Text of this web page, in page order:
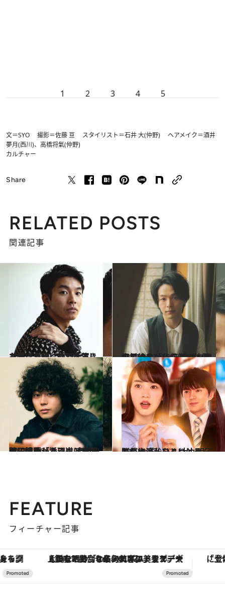
1 2 3 4 5
文＝SYO 撮影＝佐藤 亘 スタイリスト＝石井 大(仲野) ヘアメイク＝酒井
夢月(西川)、高橋将氣(仲野)
カルチャー
Share
RELATED POSTS
関連記事
2020.11.21
もがき、苦しむ男を演じたらピカ一、仲野太賀「僕は邦画に救われてきた」
カルチャー 2021.2.5
中村倫也「非日常の体験を届けたかった」 コロナ禍でYouTubeを始めた理由とは？
カルチャー
2021.1.30
菅田将暉「添い遂げることに憧れがある」 恋愛映画に挑戦した理由と恋愛観に迫る
カルチャー 2020.12.20
のん出演、ひとりはしんどいor楽しい？ 大九明子監督作『私をくいとめて』
カルチャー
FEATURE
フィーチャー記事
【銀座で出合う最旬美容】美髪ケアや上質な眠り…セルフケアのアップデートから、特別な名入れギフトまで。大人のための「ReFa GINZA」クルーズ